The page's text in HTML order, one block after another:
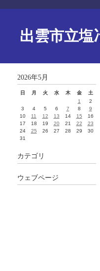
出雲市立塩
2026年5月
日 月 火 水 木 金
土
1
2
3
4 5 6 7 8
9
10
11 12 13 14 15
16
17
18 19 20 21 22
23
24
25 26 27 28 29
30
31
カテゴリ
ウェブページ